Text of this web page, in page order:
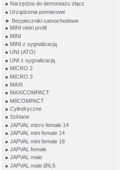
● Narzędzia do demontażu złącz
● Urządzenia pomiarowe
► Bezpieczniki samochodowe
● MINI niski profil
● MINI
● MINI z sygnalizacją
● UNI (ATO)
● UNI z sygnalizacją
● MICRO 2
● MICRO 3
● MAXI
● MAXICOMPACT
● M8COMPACT
● Cylindryczne
● Szklane
● JAPVAL micro female 14
● JAPVAL mini female 14
● JAPVAL mini female 18
● JAPVAL female
● JAPVAL male
● JAPVAL male Ø6,5